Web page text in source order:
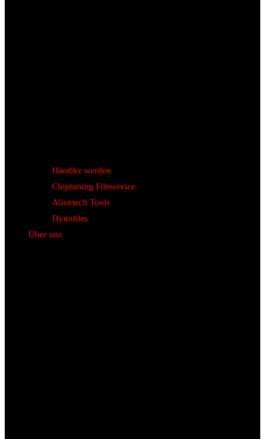
Händler werden
Chiptuning Fileservice
Alientech Tools
Dynofiles
Über uns